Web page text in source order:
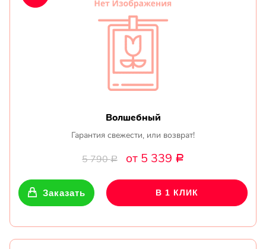
Волшебный
Гарантия свежести, или возврат!
5 790Р от 5 339 Р
Заказать В 1 КЛИК